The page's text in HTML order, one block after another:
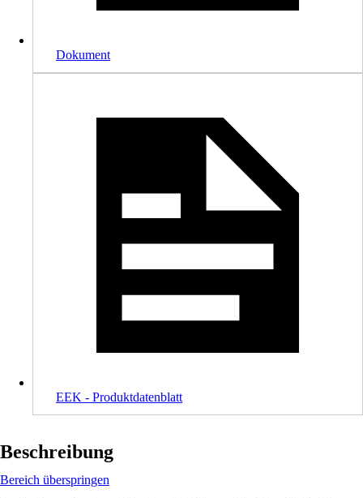
Dokument
EEK - Produktdatenblatt
Beschreibung
Bereich überspringen